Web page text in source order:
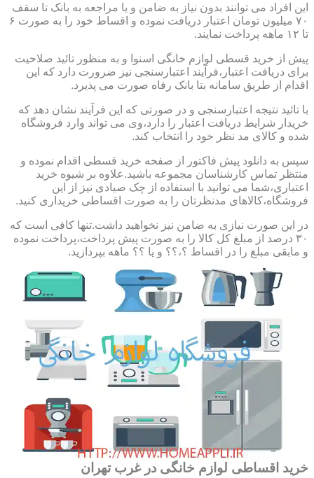
این افراد می توانند بدون نیاز به ضامن و یا مراجعه به بانک تا سقف
۷۰ میلیون تومان اعتبار دریافت نموده و اقساط خود را به صورت ۶
تا ۱۲ ماهه پرداخت نمایند.
پیش از خرید قسطی لوازم خانگی اسنوا و به منظور تائید صلاحیت
برای دریافت اعتبار،فرآیند اعتبارسنجی نیز ضرورت دارد که این
اقدام از طریق سامانه بتا بانک رفاه صورت می پذیرد.
با تائید نتیجه اعتبارسنجی و در صورتی که این فرآیند نشان دهد که
خریدار شرایط دریافت اعتبار را دارد،وی می تواند وارد فروشگاه
شده و کالای مد نظر خود را انتخاب کند.
سپس به دانلود پیش فاکتور از صفحه خرید قسطی اقدام نموده و
منتظر تماس کارشناسان مجموعه باشید.علاوه بر شیوه خرید
اعتباری،شما می توانید با استفاده از چک صیادی نیز از این
فروشگاه،کالاهای مدنظرتان را به صورت اقساطی خریداری کنید.
در این صورت نیازی به ضامن نیز نخواهید داشت.تنها کافی است که
۳۰ درصد از مبلغ کل کالا را به صورت پیش پرداخت،پرداخت نموده
و مابقی مبلغ را در اقساط ؟،؟؟ و یا ؟؟ ماهه بپردازید.
خرید اقساطی لوازم خانگی در غرب تهران